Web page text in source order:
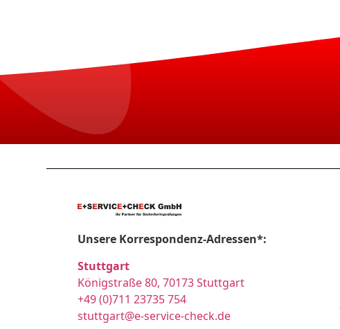
Unsere Korrespondenz-Adressen*:
Stuttgart
Königstraße 80, 70173 Stuttgart
+49 (0)711 23735 754
stuttgart@e-service-check.de